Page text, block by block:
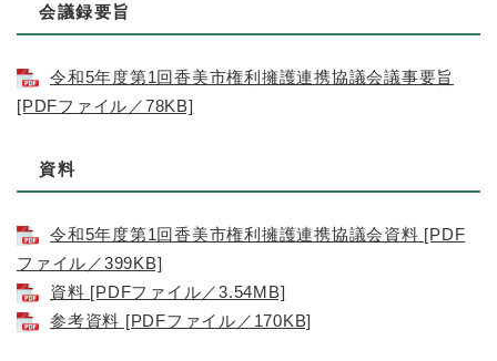
会議録要旨
令和5年度第1回香美市権利擁護連携協議会議事要旨
[PDFファイル／78KB]
資料
令和5年度第1回香美市権利擁護連携協議会資料 [PDF
ファイル／399KB]
資料 [PDFファイル／3.54MB]
参考資料 [PDFファイル／170KB]